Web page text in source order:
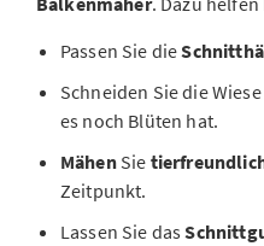
Passen Sie die
Schneiden Sie die
es noch Blüten hat.
MähenSie
Zeitpunkt.
Lassen Sie das